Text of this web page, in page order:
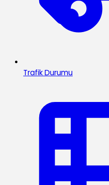
Trafik Durumu